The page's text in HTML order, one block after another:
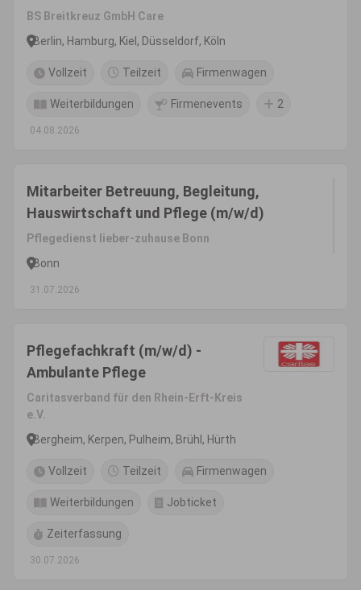
BS Breitkreuz GmbH Care
Berlin, Hamburg, Kiel, Düsseldorf, Köln
Vollzeit Teilzeit Firmenwagen
Weiterbildungen Firmenevents 2
04.08.2026
Mitarbeiter Betreuung, Begleitung,
Hauswirtschaft und Pflege (m/w/d)
Pflegedienst lieber-zuhause Bonn
Bonn
31.07.2026
Pflegefachkraft (m/w/d) -
Ambulante Pflege
Caritasverband für den Rhein-Erft-Kreis
e.V.
Bergheim, Kerpen, Pulheim, Brühl, Hürth
Vollzeit Teilzeit Firmenwagen
Weiterbildungen Jobticket
Zeiterfassung
30.07.2026